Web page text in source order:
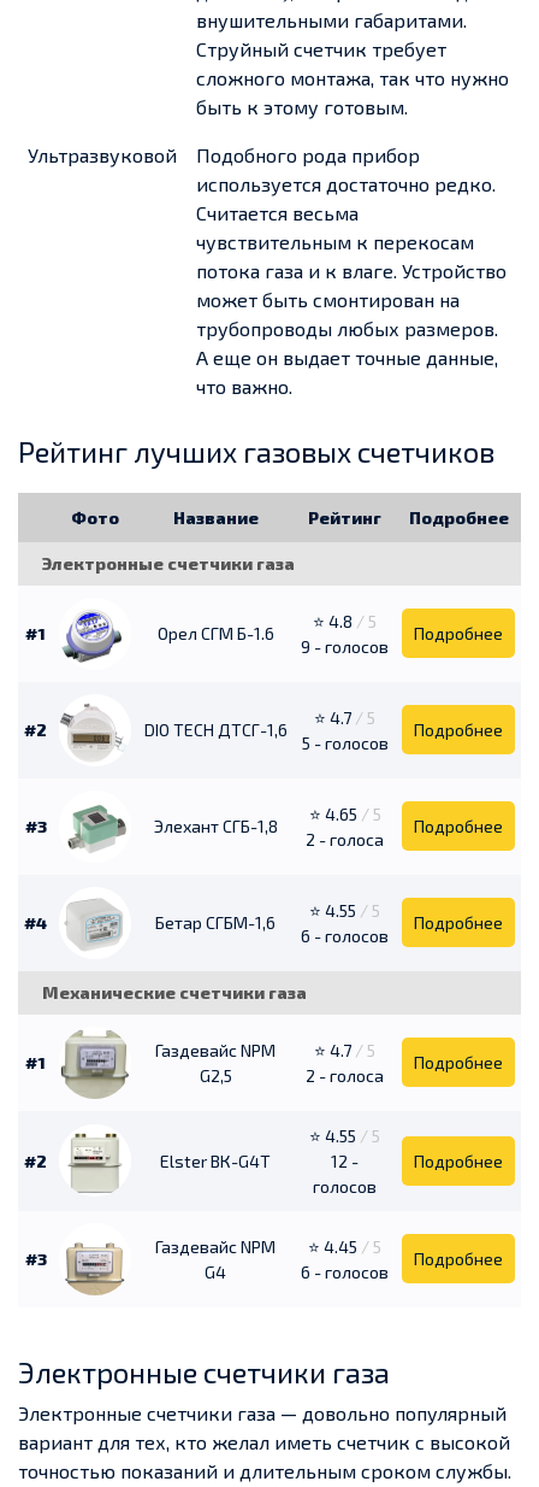
внушительными габаритами.
Струйный счетчик требует
сложного монтажа, так что нужно
быть к этому готовым.
Ультразвуковой
Подобного рода прибор
используется достаточно редко.
Считается весьма
чувствительным к перекосам
потока газа и к влаге. Устройство
может быть смонтирован на
трубопроводы любых размеров.
А еще он выдает точные данные,
что важно.
Рейтинг лучших газовых счетчиков
Фото Название Рейтинг Подробнее
Электронные счетчики газа
#1 Орел СГМ Б-1.6
⭐ 4.8 / 5
9 - голосов
Подробнее
#2 DIO TECH ДТСГ-1,6
⭐ 4.7 / 5
5 - голосов
Подробнее
#3 Элехант СГБ-1,8
⭐ 4.65 / 5
2 - голоса
Подробнее
#4 Бетар СГБМ-1,6
⭐ 4.55 / 5
6 - голосов
Подробнее
Механические счетчики газа
#1
Газдевайс NPM
G2,5
⭐ 4.7 / 5
2 - голоса
Подробнее
#2 Elster ВК-G4Т
⭐ 4.55 / 5
12 -
голосов
Подробнее
#3
Газдевайс NPM
G4
⭐ 4.45 / 5
6 - голосов
Подробнее
Электронные счетчики газа
Электронные счетчики газа — довольно популярный
вариант для тех, кто желал иметь счетчик с высокой
точностью показаний и длительным сроком службы.